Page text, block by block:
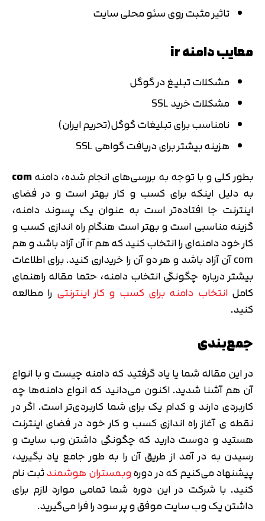
تاثیر مثبت روی سئو محلی سایت
معایب دامنه ir
مشکلات تبلیغ در گوگل
مشکلات خرید SSL
نامناسب برای تبلیغات گوگل(تحریم ایران)
هزینه بیشتر برای دریافت گواهی SSL
بطور کلی و با توجه به بررسی‌های انجام شده، دامنهcom
به دلیل اینکه برای کسب و کار بهتر است و در فضای
اینترنت جا افتاده‌تر است به عنوان یک پسوند دامنه،
گزینه مناسبی است و بهتر است هنگام راه اندازی کسب و
کار خود دامنه‌ای را انتخاب کنید که هم ir آن آزاد باشد و هم
com آن آزاد باشد و هر دو آن را خریداری کنید. برای اطلاعات
بیشتر درباره چگونگی انتخاب دامنه، حتما مقاله راهنمای
کاملانتخاب دامنه برای کسب و کار اینترنتی را مطالعه
کنید.
جمع‌بندی
در این مقاله شما یا یاد گرفتید که دامنه چیست و با انواع
آن هم آشنا شدید. اکنون می‌دانید که انواع دامنه‌ها چه
کاربردی دارند و کدام یک برای شما کاربردی‌تر است. اگر در
نقطه ی آغاز راه اندازی کسب و کار خود در فضای اینترنت
هستید و دوست دارید که چگونگی داشتن وب سایت و
رسیدن به در آمد از طریق آن را به طور جامع یاد بگیرید،
پیشنهاد می‌کنیم که در دورهوبمستران هوشمندثبت نام
کنید. با شرکت در این دوره شما تمامی موارد لازم برای
داشتن یک وب سایت موفق و پر سود را فرا می‌گیرید.